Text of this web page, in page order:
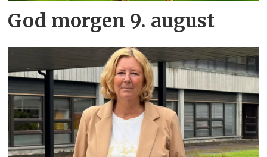
God morgen 9. august